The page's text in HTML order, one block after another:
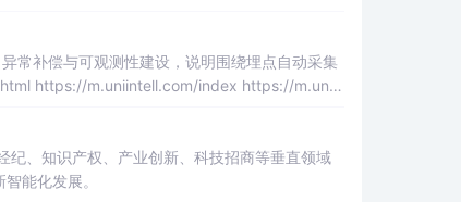
常补偿与可观测性建设，说明围绕埋点自动采集
、知识产权、产业创新、科技招商等垂直领域
能化发展。